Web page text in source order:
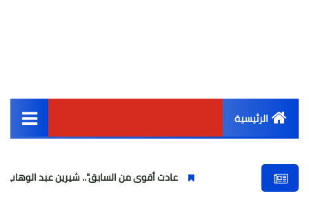
الرئيسية
أخبار مصر
عادت أقوى من السابق".. شيرين عبد الوهاب تتألق في أولى